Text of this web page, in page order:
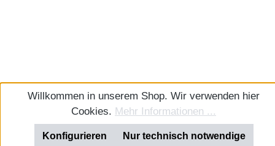
Willkommen in unserem Shop. Wir verwenden hier
Cookies. Mehr Informationen ...
Nur technisch notwendige
Konfigurieren